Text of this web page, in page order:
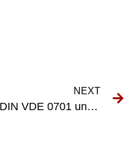
NEXT
DIN VDE 0701 und 0702 verstehen: Wichtige Anforderungen und Compliance-Tipps